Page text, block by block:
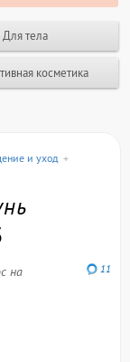
Для тела
косметика
и уход+
11
на